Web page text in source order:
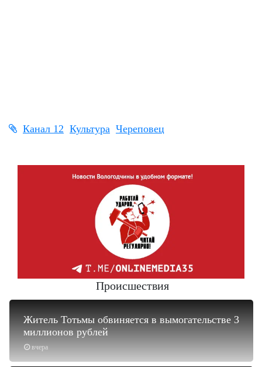
Канал 12 Культура Череповец
Происшествия
вчера
Житель Тотьмы обвиняется в вымогательстве 3
миллионов рублей